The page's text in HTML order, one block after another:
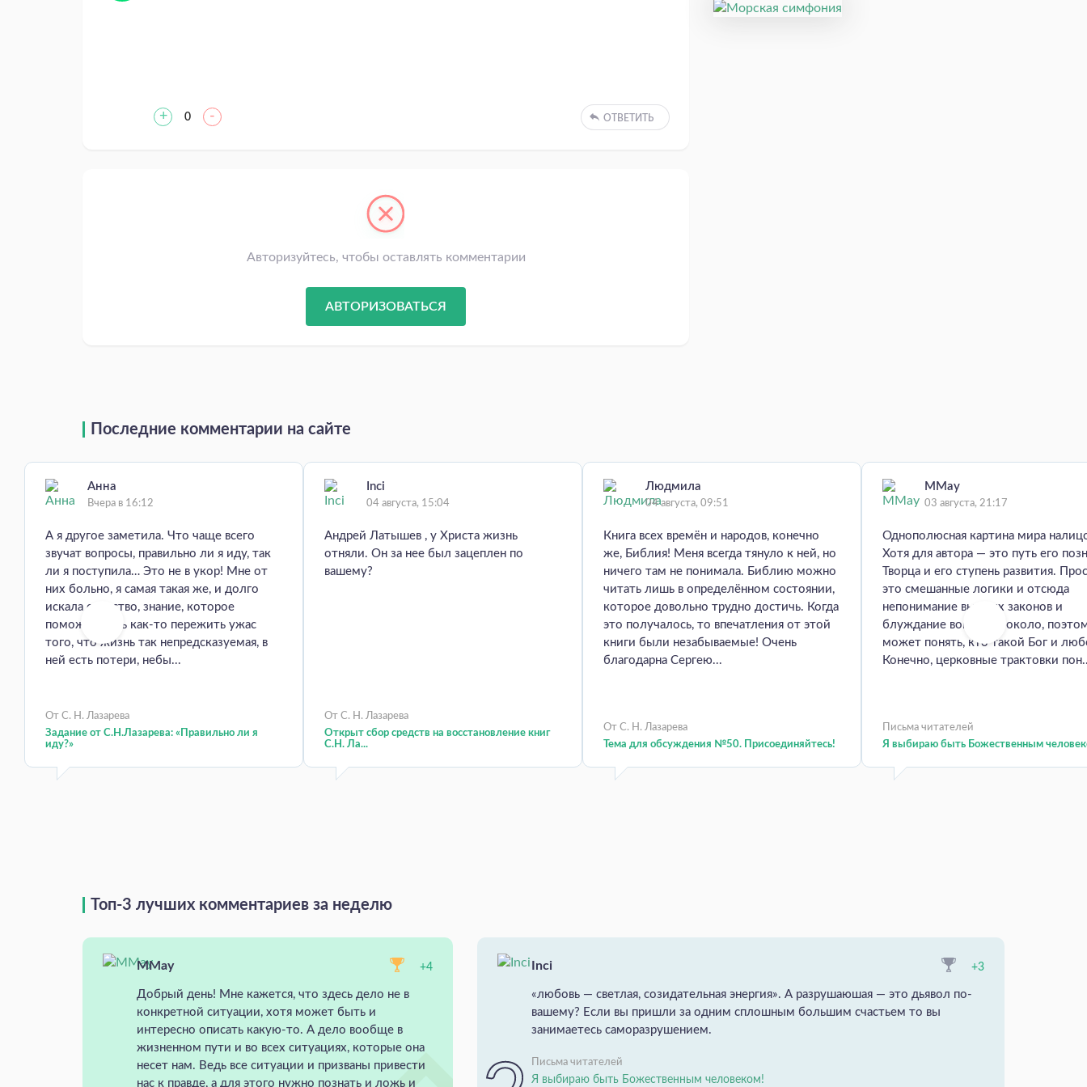
+ 0 - ОТВЕТИТЬ
Авторизуйтесь, чтобы оставлять комментарии
АВТОРИЗОВАТЬСЯ
Последние комментарии на сайте
Анна
Вчера в 16:12
А я другое заметила. Что чаще всего
звучат вопросы, правильно ли я иду, так
ли я поступила… Это не в укор! Мне от
них больно, я самая такая же, и долго
искала средство, знание, которое
поможет хоть как-то пережить ужас
того, что жизнь так непредсказуемая, в
ней есть потери, небы...
От С. Н. Лазарева
Задание от С.Н.Лазарева: «Правильно ли я
иду?»
Inci
04 августа, 15:04
Андрей Латышев , у Христа жизнь
отняли. Он за нее был зацеплен по
вашему?
От С. Н. Лазарева
Открыт сбор средств на восстановление книг
С.Н. Ла...
Людмила
04 августа, 09:51
Книга всех времён и народов, конечно
же, Библия! Меня всегда тянуло к ней, но
ничего там не понимала. Библию можно
читать лишь в определённом состоянии,
которое довольно трудно достичь. Когда
это получалось, то впечатления от этой
книги были незабываемые! Очень
благодарна Сергею...
От С. Н. Лазарева
Тема для обсуждения №50. Присоединяйтесь!
MMay
03 августа, 21:17
Однополюсная картина мира
Хотя для автора — это путь его
Творца и его ступень развития.
это смешанные логики и отсюда
непонимание высших законов и
блуждание вокруг да около,
может понять, кто такой Бог и
Конечно, церковные трактовки
Письма читателей
Я выбираю быть Божественным
Топ-3 лучших комментариев за неделю
MMay +4
Добрый день! Мне кажется, что здесь дело не в
конкретной ситуации, хотя может быть и
интересно описать какую-то. А дело вообще в
жизненном пути и во всех ситуациях, которые она
несет нам. Ведь все ситуации и призваны привести
нас к правде, а для этого нужно познать и ложь и
Inci +3
«любовь — светлая, созидательная энергия». А разрушаюшая — это дьявол по-
вашему? Если вы пришли за одним сплошным большим счастьем то вы
занимаетесь саморазрушением.
Письма читателей
Я выбираю быть Божественным человеком!